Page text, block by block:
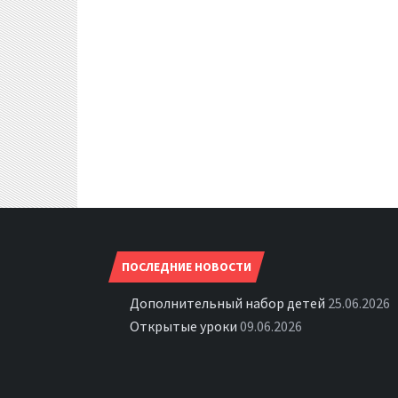
ПОСЛЕДНИЕ НОВОСТИ
Дополнительный набор детей 25.06.2026
Открытые уроки 09.06.2026